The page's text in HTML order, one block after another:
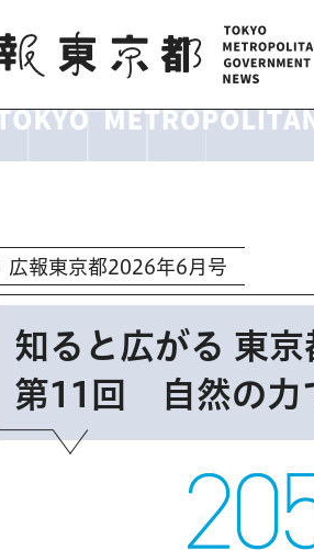
都
広報東京都2026年6月号
知ると広がる 東
第11回 自然の力